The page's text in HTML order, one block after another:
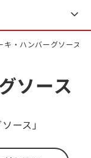
キ・ハンバーグソース
ソース
ース」